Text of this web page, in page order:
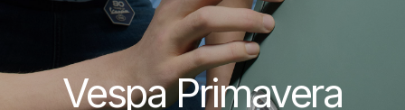
Vespa Primavera